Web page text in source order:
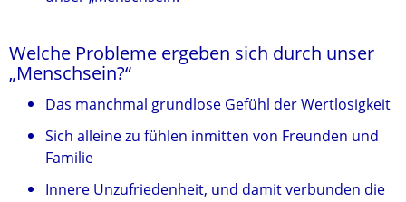
Welche Probleme ergeben sich durch unser
„Menschsein?“
Das manchmal grundlose Gefühl der Wertlosigkeit
Sich alleine zu fühlen inmitten von Freunden und
Familie
Innere Unzufriedenheit, und damit verbunden die